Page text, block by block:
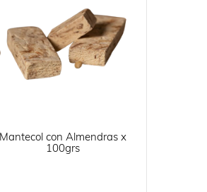
Mantecol con Almendras x
100grs